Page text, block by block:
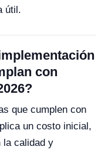
útil.
con
que cumplen con
un costo inicial,
la calidad y